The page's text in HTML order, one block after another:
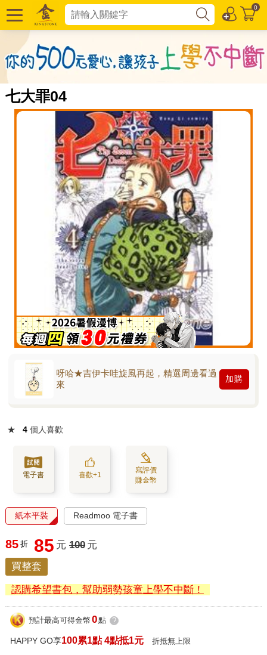
0
七大罪04
呀哈★吉伊卡哇旋風再起，精選周邊看過
來
加購
★ 4 個人喜歡
電子書 喜歡+1
寫評價
賺金幣
紙本平裝 Readmoo 電子書
85 折 85 元 100 元
買整套
認購希望書包，幫助弱勢孩童上學不中斷！
預計最高可得金幣 0點 ?
HAPPY GO享100累1點 4點抵1元 折抵無上限